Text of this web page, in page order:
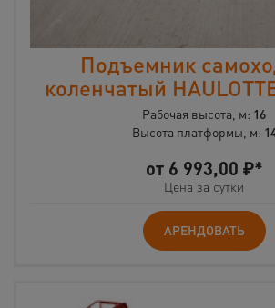
Подъемник
коленчатый
Рабочая высота, м: 16
Высота платформы, м:
от 6 993,00 ₽*
Цена за сутки
АРЕНДОВАТЬ